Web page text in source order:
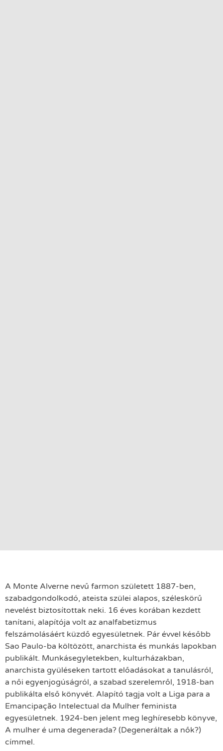
A Monte Alverne nevű farmon született 1887-ben,
szabadgondolkodó, ateista szülei alapos, széleskörű
nevelést biztosítottak neki. 16 éves korában kezdett
tanítani, alapítója volt az analfabetizmus
felszámolásáért küzdő egyesületnek. Pár évvel később
Sao Paulo-ba költözött, anarchista és munkás lapokban
publikált. Munkásegyletekben, kulturházakban,
anarchista gyüléseken tartott előadásokat a tanulásról,
a női egyenjogúságról, a szabad szerelemről, 1918-ban
publikálta első könyvét. Alapító tagja volt a Liga para a
Emancipação Intelectual da Mulher feminista
egyesületnek. 1924-ben jelent meg leghíresebb könyve,
A mulher é uma degenerada? (Degeneráltak a nők?)
címmel.